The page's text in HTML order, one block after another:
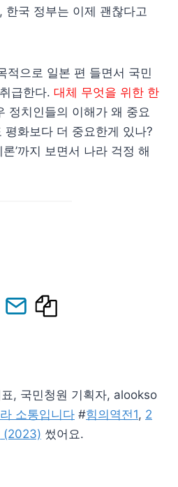
한국 정부는 이제 괜찮다고
적으로 일본 편 들면서 국민
급한다. 대체 무엇을 위한 한
정치인들의 이해가 왜 중요
평화보다 더 중요한게 있나?
’까지 보면서 나라 걱정 해
, 국민청원 기획자, alookso
소통입니다 #힘의역전1, 2
(2023) 썼어요.